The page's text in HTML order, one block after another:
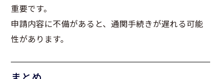
重要です。
申請内容に不備があると、通関手続きが遅れる可能
性があります。